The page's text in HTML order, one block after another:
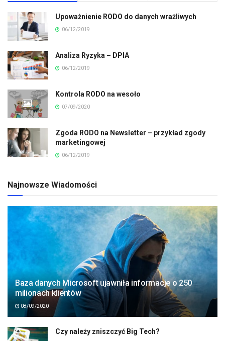
Upoważnienie RODO do danych wrażliwych
06/12/2019
Analiza Ryzyka – DPIA
06/12/2019
Kontrola RODO na wesoło
07/09/2020
Zgoda RODO na Newsletter – przykład zgody
marketingowej
06/12/2019
Najnowsze Wiadomości
Baza danych Microsoft ujawniła informacje o 250
milionach klientów
08/09/2020
Czy należy zniszczyć Big Tech?